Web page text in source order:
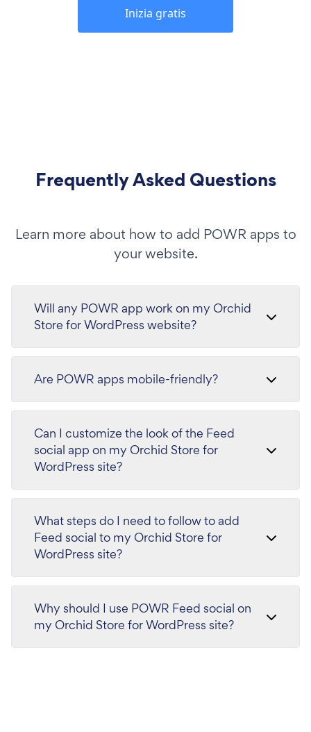
Inizia gratis
Frequently Asked Questions
Learn more about how to add POWR apps to
your website.
Will any POWR app work on my Orchid
Store for WordPress website?
Are POWR apps mobile-friendly?
Can I customize the look of the Feed
social app on my Orchid Store for
WordPress site?
What steps do I need to follow to add
Feed social to my Orchid Store for
WordPress site?
Why should I use POWR Feed social on
my Orchid Store for WordPress site?